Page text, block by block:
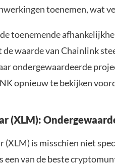
toenemen, wat
toenemende
waarde van Chainlink
ondergewaardeerde
opnieuw te bekijken
(XLM):
(XLM) is misschien niet
een van de beste